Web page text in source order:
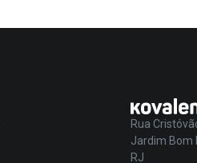
Rua
Jardim Bom
RJ